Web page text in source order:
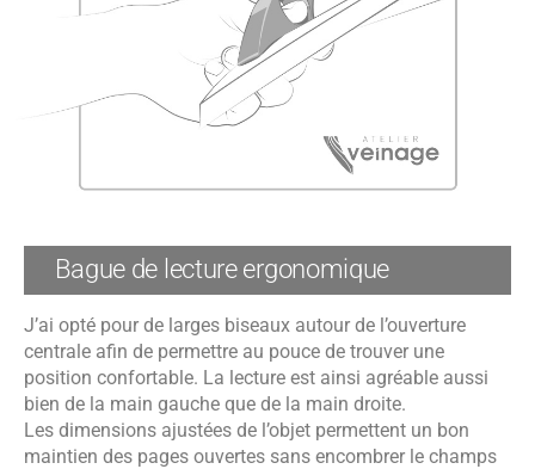
Bague de lecture ergonomique
J’ai opté pour de larges biseaux autour de l’ouverture
centrale afin de permettre au pouce de trouver une
position confortable. La lecture est ainsi agréable aussi
bien de la main gauche que de la main droite.
Les dimensions ajustées de l’objet permettent un bon
maintien des pages ouvertes sans encombrer le champs